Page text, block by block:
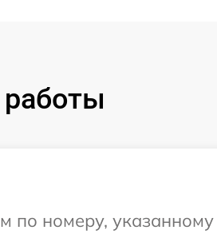
номеру, указанному